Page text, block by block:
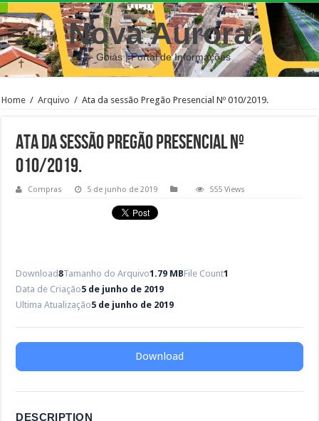
Nova Aurora
– Goiás | Portal de Informações
Home / Arquivo / Ata da sessão Pregão Presencial Nº 010/2019.
Ata da sessão Pregão Presencial Nº
010/2019.
Compras 5 de junho de 2019 555 Views
Download8Tamanho do Arquivo1.79 MBFile Count1
Data de Criação5 de junho de 2019
Ultima Atualização5 de junho de 2019
Download
DESCRIPTION